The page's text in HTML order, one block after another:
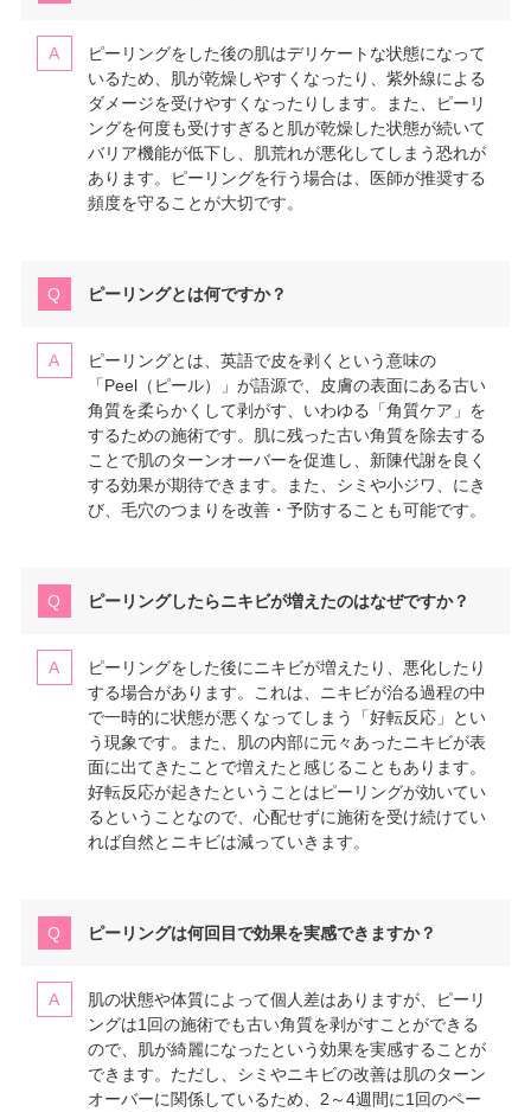
ピーリングをした後の肌はデリケートな状態になって
いるため、肌が乾燥しやすくなったり、紫外線による
ダメージを受けやすくなったりします。また、ピーリ
ングを何度も受けすぎると肌が乾燥した状態が続いて
バリア機能が低下し、肌荒れが悪化してしまう恐れが
あります。ピーリングを行う場合は、医師が推奨する
頻度を守ることが大切です。
ピーリングとは何ですか？
ピーリングとは、英語で皮を剥くという意味の
「Peel（ピール）」が語源で、皮膚の表面にある古い
角質を柔らかくして剥がす、いわゆる「角質ケア」を
するための施術です。肌に残った古い角質を除去する
ことで肌のターンオーバーを促進し、新陳代謝を良く
する効果が期待できます。また、シミや小ジワ、にき
び、毛穴のつまりを改善・予防することも可能です。
ピーリングしたらニキビが増えたのはなぜですか？
ピーリングをした後にニキビが増えたり、悪化したり
する場合があります。これは、ニキビが治る過程の中
で一時的に状態が悪くなってしまう「好転反応」とい
う現象です。また、肌の内部に元々あったニキビが表
面に出てきたことで増えたと感じることもあります。
好転反応が起きたということはピーリングが効いてい
るということなので、心配せずに施術を受け続けてい
れば自然とニキビは減っていきます。
ピーリングは何回目で効果を実感できますか？
肌の状態や体質によって個人差はありますが、ピーリ
ングは1回の施術でも古い角質を剥がすことができる
ので、肌が綺麗になったという効果を実感することが
できます。ただし、シミやニキビの改善は肌のターン
オーバーに関係しているため、2～4週間に1回のペー